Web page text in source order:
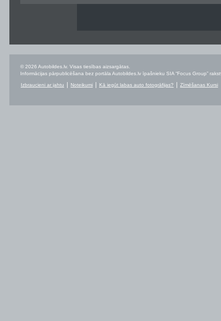
© 2026 Autobildes.lv. Visas tiesības aizsargātas.
Informācijas pārpublicēšana bez portāla Autobildes.lv īpašnieku SIA “Focus Group”
Izbraucieni ar jahtu Noteikumi Kā iegūt labas auto fotogrāfijas? Zīmēšanas Kursi